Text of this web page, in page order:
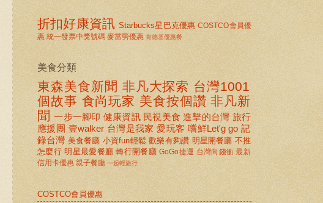
折扣好康資訊 Starbucks星巴克優惠 COSTCO會員優
惠 統一發票中獎號碼 麥當勞優惠 肯德基優惠餐
美食分類
東森美食新聞 非凡大探索 台灣1001
個故事 食尚玩家 美食按個讚 非凡新
聞 一步一腳印 健康資訊 民視美食 進擊的台灣 旅行
應援團 壹walker 台灣是我家 愛玩客 嚐鮮Let'g go 記
錄台灣 美食餐廳 小資fun輕鬆 歡樂有夠讚 明星開餐廳 不推
怎麼行 明星最愛餐廳 轉行開餐廳 GoGo捷運 台灣向錢衝 最新
信用卡優惠 親子餐廳 一起輕旅行
COSTCO會員優惠